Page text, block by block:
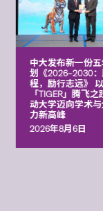
中大发布新一份
划《2026‒2030
程，励行志远》 以
「TIGER」腾飞
动大学迈向学术
力新高峰
2026年8月6日